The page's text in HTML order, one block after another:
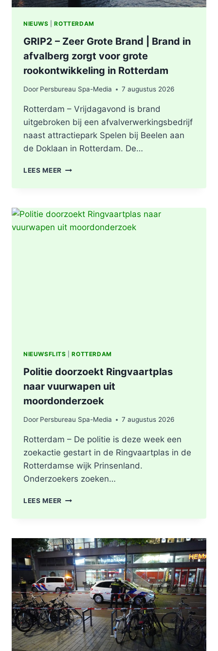
NIEUWS |ROTTERDAM
GRIP2 – Zeer Grote Brand | Brand in
afvalberg zorgt voor grote
rookontwikkeling in Rotterdam
Door Persbureau Spa-Media 7 augustus 2026
Rotterdam – Vrijdagavond is brand
uitgebroken bij een afvalverwerkingsbedrijf
naast attractiepark Spelen bij Beelen aan
de Doklaan in Rotterdam. De…
LEES MEER GRIP2
BRAND
|
BRAND
NIEUWSFLITS |ROTTERDAM
Politie doorzoekt Ringvaartplas
naar vuurwapen uit
moordonderzoek
Door Persbureau Spa-Media 7 augustus 2026
Rotterdam – De politie is deze week een
zoekactie gestart in de Ringvaartplas in de
Rotterdamse wijk Prinsenland.
Onderzoekers zoeken…
LEES MEER POLITIE
VUURWAPEN
UIT
MOORDONDERZOEK